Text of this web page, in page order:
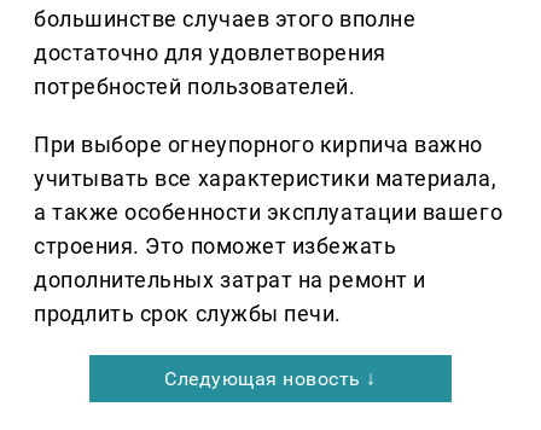
большинстве случаев этого вполне
достаточно для удовлетворения
потребностей пользователей.
При выборе огнеупорного кирпича важно
учитывать все характеристики материала,
а также особенности эксплуатации вашего
строения. Это поможет избежать
дополнительных затрат на ремонт и
продлить срок службы печи.
Следующая новость ↓